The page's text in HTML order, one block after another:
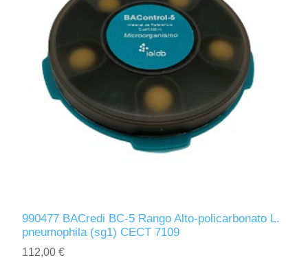
990477 BACredi BC-5 Rango Alto-policarbonato L.
pneumophila (sg1) CECT 7109
112,00 €